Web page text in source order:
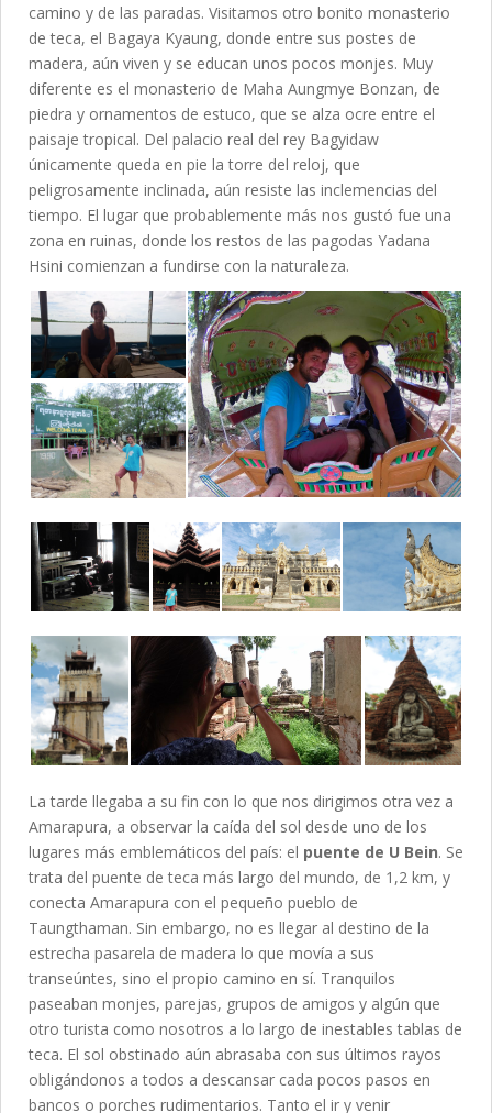
camino y de las paradas. Visitamos otro bonito monasterio
de teca, el Bagaya Kyaung, donde entre sus postes de
madera, aún viven y se educan unos pocos monjes. Muy
diferente es el monasterio de Maha Aungmye Bonzan, de
piedra y ornamentos de estuco, que se alza ocre entre el
paisaje tropical. Del palacio real del rey Bagyidaw
únicamente queda en pie la torre del reloj, que
peligrosamente inclinada, aún resiste las inclemencias del
tiempo. El lugar que probablemente más nos gustó fue una
zona en ruinas, donde los restos de las pagodas Yadana
Hsini comienzan a fundirse con la naturaleza.
La tarde llegaba a su fin con lo que nos dirigimos otra vez a
Amarapura, a observar la caída del sol desde uno de los
lugares más emblemáticos del país: el puente de U Bein. Se
trata del puente de teca más largo del mundo, de 1,2 km, y
conecta Amarapura con el pequeño pueblo de
Taungthaman. Sin embargo, no es llegar al destino de la
estrecha pasarela de madera lo que movía a sus
transeúntes, sino el propio camino en sí. Tranquilos
paseaban monjes, parejas, grupos de amigos y algún que
otro turista como nosotros a lo largo de inestables tablas de
teca. El sol obstinado aún abrasaba con sus últimos rayos
obligándonos a todos a descansar cada pocos pasos en
bancos o porches rudimentarios. Tanto el ir y venir